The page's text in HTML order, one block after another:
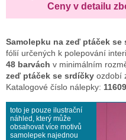
Ceny v detailu
Samolepku na zeď ptáček se
fólií určených k polepování
48 barvách v minimálním
zeď ptáček se srdíčky ozdobí
Katalogové číslo nálepky: 11609
toto je pouze ilustrační
náhled, který může
obsahovat více motivů
samolepek najednou